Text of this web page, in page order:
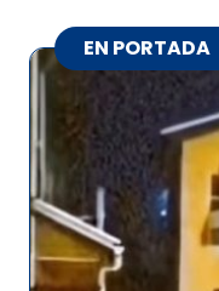
EN PORTADA